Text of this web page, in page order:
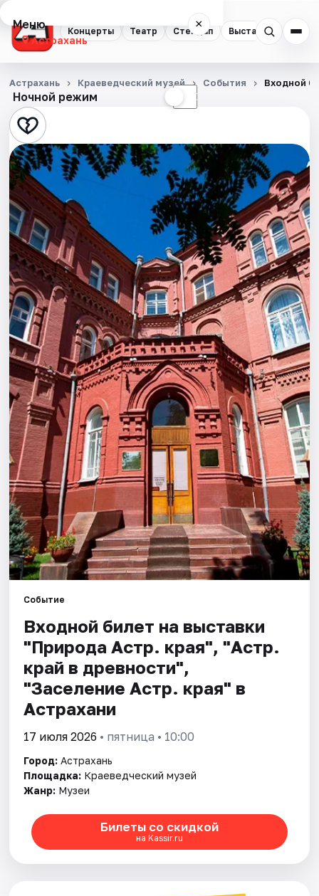
Концерты Театр Стендап Выставки
Меню ×
Астрахань
Концерты
Театр
Стендап
Выставки
Квесты
Экскурсии
Спорт
События
Города
Площадки
Артисты
Рейтинги
Ночной режим ☾
Астрахань Краеведческий музей События Входной
Событие
Входной билет на выставки
"Природа Астр. края", "Астр.
край в древности",
"Заселение Астр. края" в
Астрахани
17 июля 2026 • пятница • 10:00
Город: Астрахань
Площадка: Краеведческий музей
Жанр: Музеи
Билеты со скидкой
на Kassir.ru